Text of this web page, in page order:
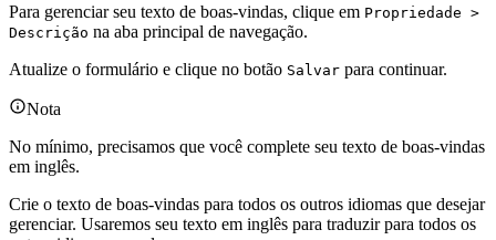
Para gerenciar seu texto de boas-vindas, clique em Propriedade >
Descrição na aba principal de navegação.
Atualize o formulário e clique no botão Salvar para continuar.
Nota
No mínimo, precisamos que você complete seu texto de boas-vindas
em inglês.
Crie o texto de boas-vindas para todos os outros idiomas que desejar
gerenciar. Usaremos seu texto em inglês para traduzir para todos os